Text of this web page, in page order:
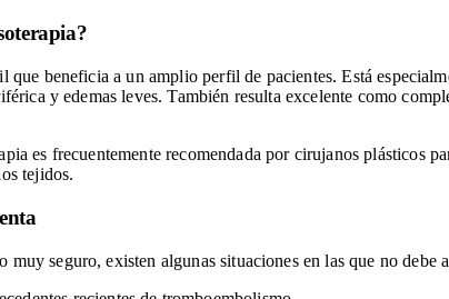
que beneficia a un amplio perfil de pacientes. Está
y edemas leves. También resulta excelente como
es frecuentemente recomendada por cirujanos plásticos
tejidos.
muy seguro, existen algunas situaciones en las que no